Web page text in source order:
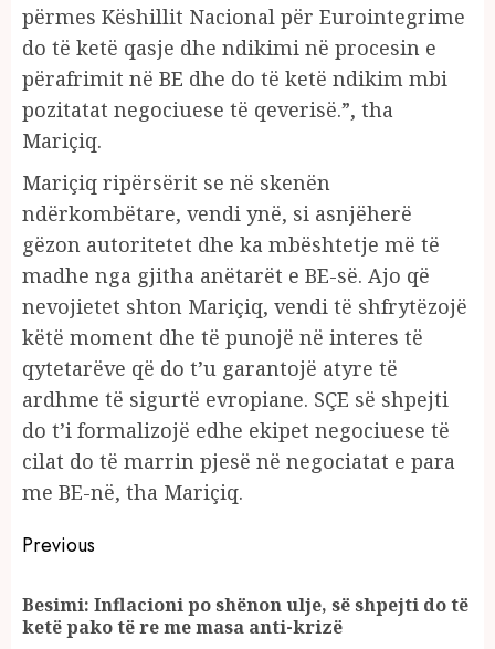
përmes Këshillit Nacional për Eurointegrime
do të ketë qasje dhe ndikimi në procesin e
përafrimit në BE dhe do të ketë ndikim mbi
pozitatat negociuese të qeverisë.”, tha
Mariçiq.
Mariçiq ripërsërit se në skenën
ndërkombëtare, vendi ynë, si asnjëherë
gëzon autoritetet dhe ka mbështetje më të
madhe nga gjitha anëtarët e BE-së. Ajo që
nevojietet shton Mariçiq, vendi të shfrytëzojë
këtë moment dhe të punojë në interes të
qytetarëve që do t’u garantojë atyre të
ardhme të sigurtë evropiane. SÇE së shpejti
do t’i formalizojë edhe ekipet negociuese të
cilat do të marrin pjesë në negociatat e para
me BE-në, tha Mariçiq.
Continue
Reading
Previous
Besimi: Inflacioni po shënon ulje, së shpejti do të
ketë pako të re me masa anti-krizë